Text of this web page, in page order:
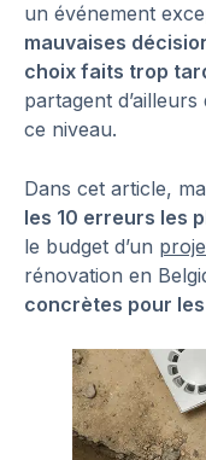
un événement
mauvaises
choix faits trop
partagent
ce niveau.
Dans cet article,
les 10 erreurs les
le budget d’un
rénovation en
concrètes pour